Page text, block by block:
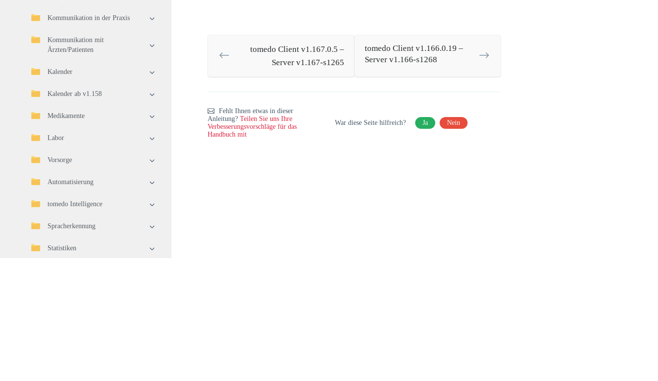
Kommunikation in der Praxis
Kommunikation mit
Ärzten/Patienten
Kalender
Kalender ab v1.158
Medikamente
Labor
Vorsorge
Automatisierung
tomedo Intelligence
Spracherkennung
Statistiken
tomedo Client v1.167.0.5 –
Server v1.167-s1265
tomedo Client v1.166.0.19 –
Server v1.166-s1268
Fehlt Ihnen etwas in dieser
Anleitung? Teilen Sie uns Ihre
Verbesserungsvorschläge für das
Handbuch mit
War diese Seite hilfreich? Ja Nein